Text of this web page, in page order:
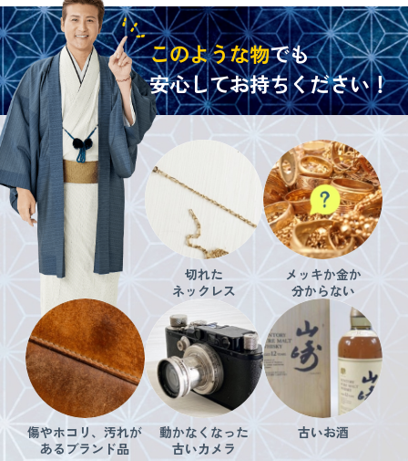
このような物でも
安心してお持ちください！
切れた
ネックレス
メッキか金か
分からない
傷やホコリ、汚れが
あるブランド品
動かなくなった
古いカメラ
古いお酒